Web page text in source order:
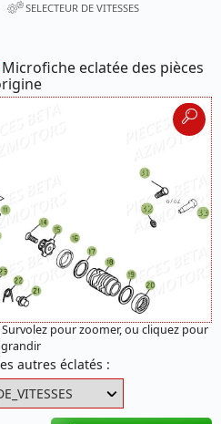
SELECTEUR DE VITESSES
Microfiche eclatée des pièces
pour zoomer, ou cliquez pour
autres éclatés :